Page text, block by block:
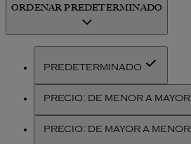
ORDENAR PREDETERMINADO
PREDETERMINADO
PRECIO: DE MENOR A MAYOR
PRECIO: DE MAYOR A MENOR